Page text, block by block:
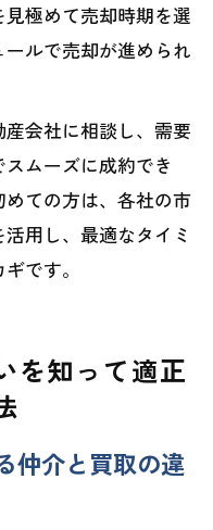
極めて売却時期を選
ルで売却が進められ
会社に相談し、需要
ムーズに成約でき
ての方は、各社の市
用し、最適なタイミ
です。
を知って適正
仲介と買取の違